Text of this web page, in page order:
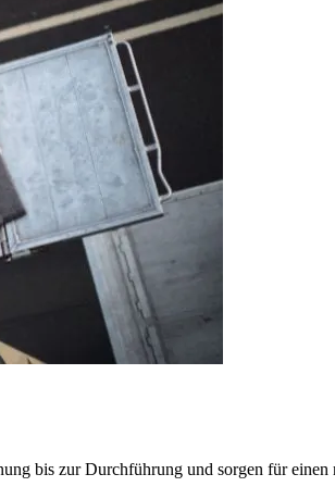
bis zur Durchführung und sorgen für